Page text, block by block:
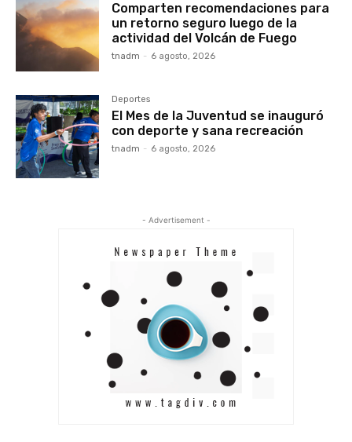
Comparten recomendaciones para
un retorno seguro luego de la
actividad del Volcán de Fuego
tnadm - 6 agosto, 2026
Deportes
El Mes de la Juventud se inauguró
con deporte y sana recreación
tnadm - 6 agosto, 2026
- Advertisement -